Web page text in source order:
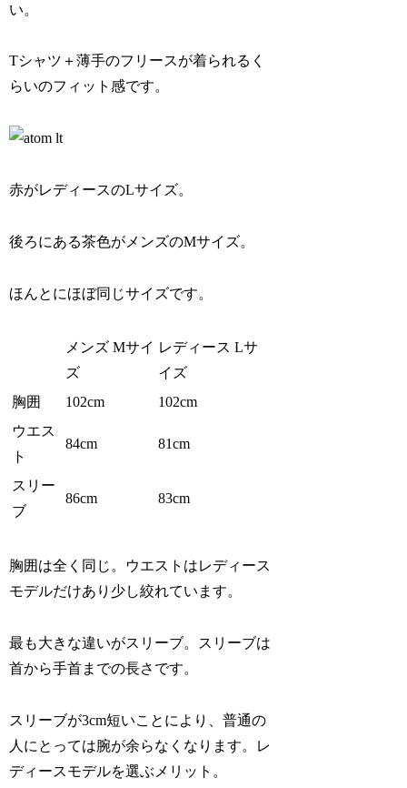
い。
Tシャツ＋薄手のフリースが着られるく
らいのフィット感です。
赤がレディースのLサイズ。
後ろにある茶色がメンズのMサイズ。
ほんとにほぼ同じサイズです。
メンズ Mサイ
ズ
レディース Lサ
イズ
胸囲
102cm
102cm
ウエス
ト
84cm 81cm
スリー
ブ
86cm 83cm
胸囲は全く同じ。ウエストはレディース
モデルだけあり少し絞れています。
最も大きな違いがスリーブ。スリーブは
首から手首までの長さです。
スリーブが3cm短いことにより、普通の
人にとっては腕が余らなくなります。レ
ディースモデルを選ぶメリット。